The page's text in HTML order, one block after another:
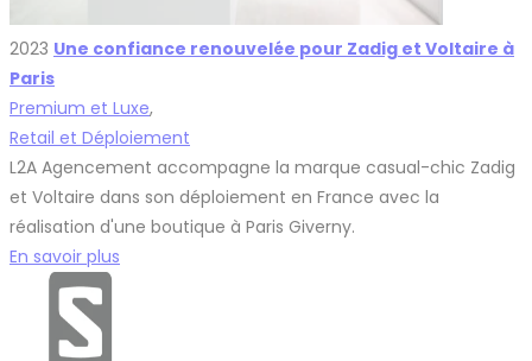
2023 Une confiance renouvelée pour Zadig et Voltaire à
Paris
Premium et Luxe,
Retail et Déploiement
L2A Agencement accompagne la marque casual-chic Zadig
et Voltaire dans son déploiement en France avec la
réalisation d'une boutique à Paris Giverny.
En savoir plus